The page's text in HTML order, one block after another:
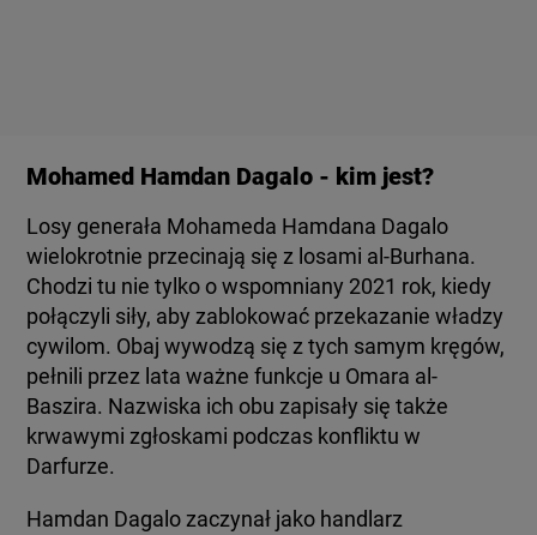
Mohamed Hamdan Dagalo - kim jest?
Losy generała Mohameda Hamdana Dagalo
wielokrotnie przecinają się z losami al-Burhana.
Chodzi tu nie tylko o wspomniany 2021 rok, kiedy
połączyli siły, aby zablokować przekazanie władzy
cywilom. Obaj wywodzą się z tych samym kręgów,
pełnili przez lata ważne funkcje u Omara al-
Baszira. Nazwiska ich obu zapisały się także
krwawymi zgłoskami podczas konfliktu w
Darfurze.
Hamdan Dagalo zaczynał jako handlarz